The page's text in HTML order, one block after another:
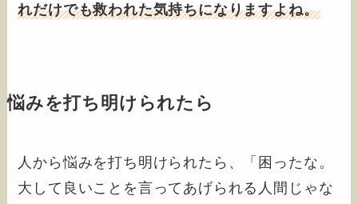
れだけでも救われた気持ちになりますよね。
悩みを打ち明けられたら
人から悩みを打ち明けられたら、「困ったな。
大して良いことを言ってあげられる人間じゃな